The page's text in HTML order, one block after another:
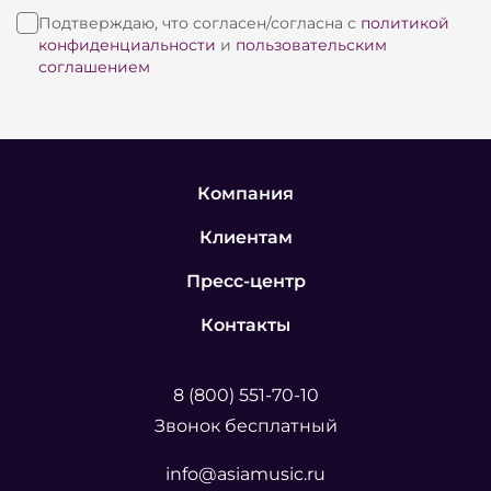
обеспечивает сохранность товара при
транспортировке и хранении, а также дает
На упаковке установлены датчики наклона и
при транспортировке;
Подтверждаю, что согласен/согласна с политикой
конфиденциальности и пользовательским
соглашением
Компания
Клиентам
Пресс-центр
Контакты
8 (800) 551-70-10
Звонок бесплатный
info@asiamusic.ru